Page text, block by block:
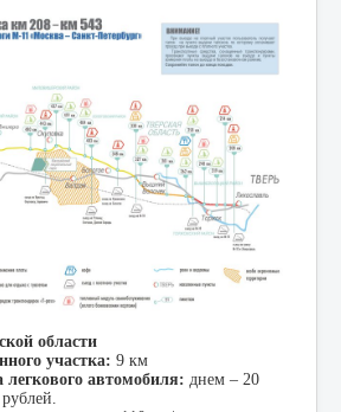
области
участка: 9 км
легкового автомобиля: днем – 20